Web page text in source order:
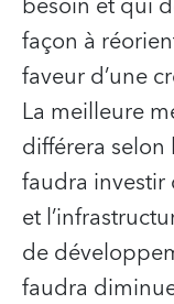
façon à
faveur d’une
La meilleure
différera selon
faudra investir
et
de
faudra